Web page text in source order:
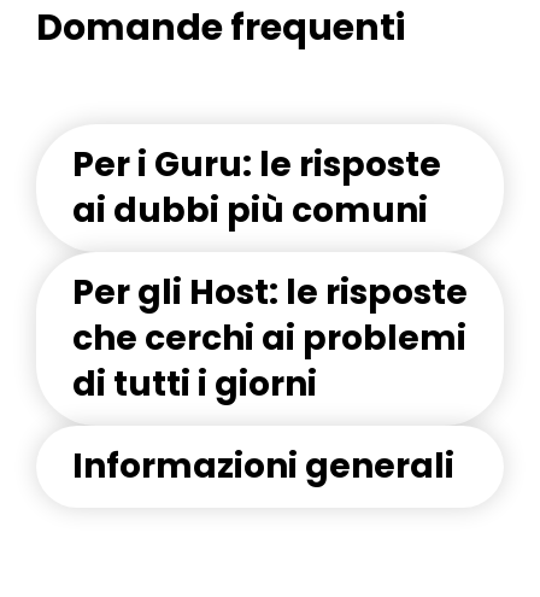
Domande frequenti
Per i Guru: le risposte
ai dubbi più comuni
Per gli Host: le risposte
che cerchi ai problemi
di tutti i giorni
Informazioni generali